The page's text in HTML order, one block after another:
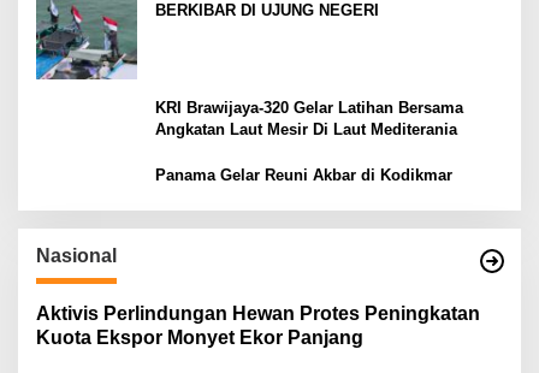
BERKIBAR DI UJUNG NEGERI
KRI Brawijaya-320 Gelar Latihan Bersama
Angkatan Laut Mesir Di Laut Mediterania
Panama Gelar Reuni Akbar di Kodikmar
Nasional
Aktivis Perlindungan Hewan Protes Peningkatan
Kuota Ekspor Monyet Ekor Panjang